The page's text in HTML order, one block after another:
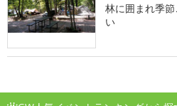
林に囲まれ季
い